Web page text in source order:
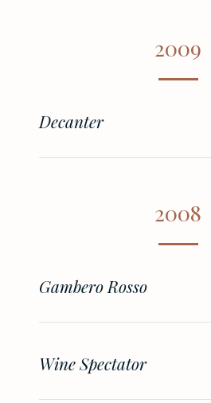
2009
Decanter
2008
Gambero Rosso
Wine Spectator